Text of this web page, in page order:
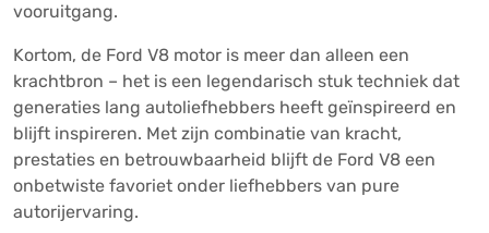
vooruitgang.
Kortom, de Ford V8 motor is meer dan alleen een
krachtbron – het is een legendarisch stuk techniek dat
generaties lang autoliefhebbers heeft geïnspireerd en
blijft inspireren. Met zijn combinatie van kracht,
prestaties en betrouwbaarheid blijft de Ford V8 een
onbetwiste favoriet onder liefhebbers van pure
autorijervaring.